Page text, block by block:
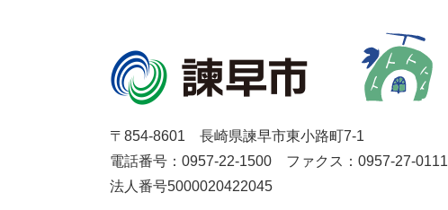
〒854-8601 長崎県諫早市東小路町7-1
電話番号：0957-22-1500
ファクス：0957-27-0111
法人番号5000020422045